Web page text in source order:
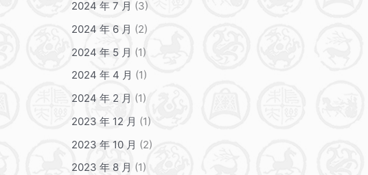
2024 年 7 月 (3)
2024 年 6 月 (2)
2024 年 5 月 (1)
2024 年 4 月 (1)
2024 年 2 月 (1)
2023 年 12 月 (1)
2023 年 10 月 (2)
2023 年 8 月 (1)